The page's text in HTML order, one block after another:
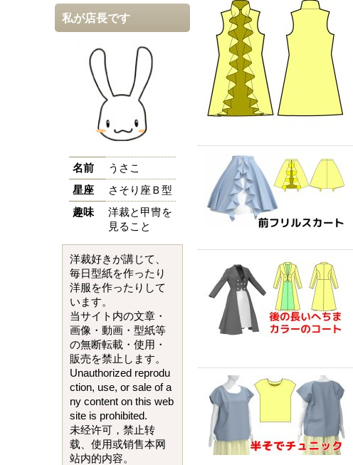
私が店長です
名前
うさこ
星座
さそり座Ｂ型
趣味
洋裁と甲冑を
見ること
洋裁好きが講じて、
毎日型紙を作ったり
洋服を作ったりして
います。
当サイト内の文章・
画像・動画・型紙等
の無断転載・使用・
販売を禁止します。
Unauthorized reprodu
ction, use, or sale of a
ny content on this web
site is prohibited.
未经许可，禁止转
载、使用或销售本网
站内的内容。